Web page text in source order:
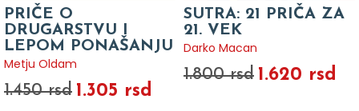
PRIČE O
DRUGARSTVU I
LEPOM PONAŠANJU
Metju Oldam
1.450 rsd 1.305 rsd
SUTRA: 21 PRIČA ZA
21. VEK
Darko Macan
1.800 rsd 1.620 rsd